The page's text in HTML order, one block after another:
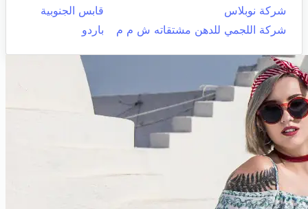
شركة نوبلاس
قابس الجنوبية
شركة اللجمي للدهن مشتقاته ش م م
باردو